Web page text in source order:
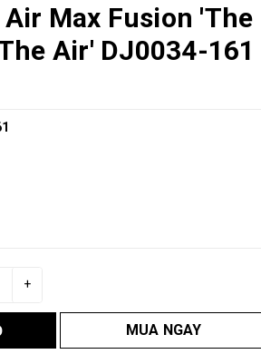
Max Fusion 'The
Air' DJ0034-161
+
MUA NGAY